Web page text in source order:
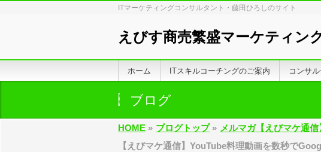
ITマーケティングコンサルタント・藤田ひろしのサイト
えびす商売繁盛マーケティン
ホーム ITスキルコーチングのご案内 コンサ
ブログ
HOME » ブログトップ» メルマガ【えびマケ通信
【えびマケ通信】YouTube料理動画を数秒で